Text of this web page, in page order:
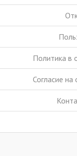
Политика в
Согласие